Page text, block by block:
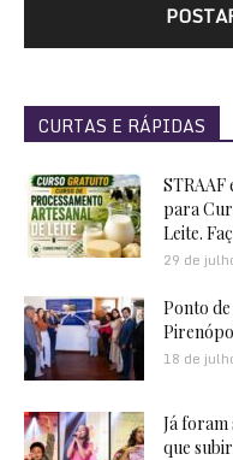
CURTAS E RÁPIDAS
STRAAF
para
Leite.
29 de
Ponto
18 de
Já foram
que